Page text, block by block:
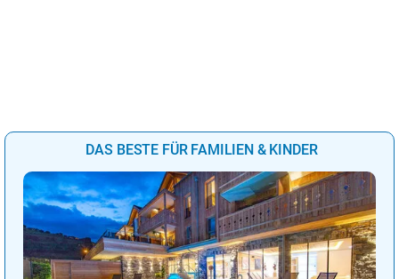
DAS BESTE FÜR FAMILIEN & KINDER